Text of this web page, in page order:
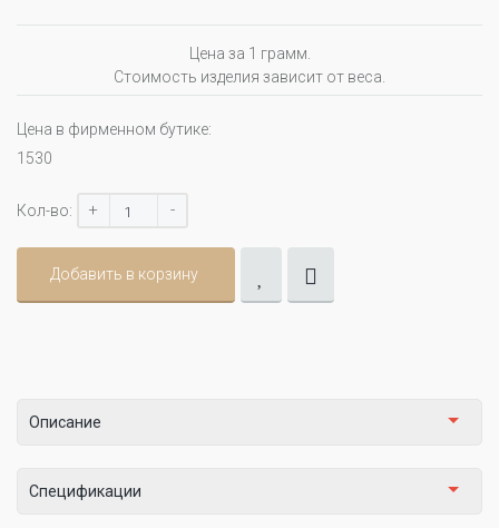
Цена за 1 грамм.
Стоимость изделия зависит от веса.
Цена в фирменном бутике:
1530
Кол-во: + -
Добавить в корзину
Описание
Спецификации